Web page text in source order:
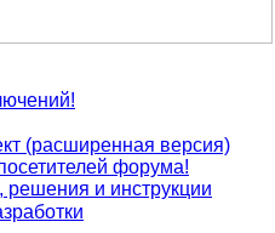
(расширенная версия)
форума!
решения и инструкции